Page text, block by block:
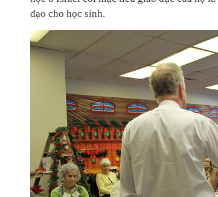
đạo cho học sinh.